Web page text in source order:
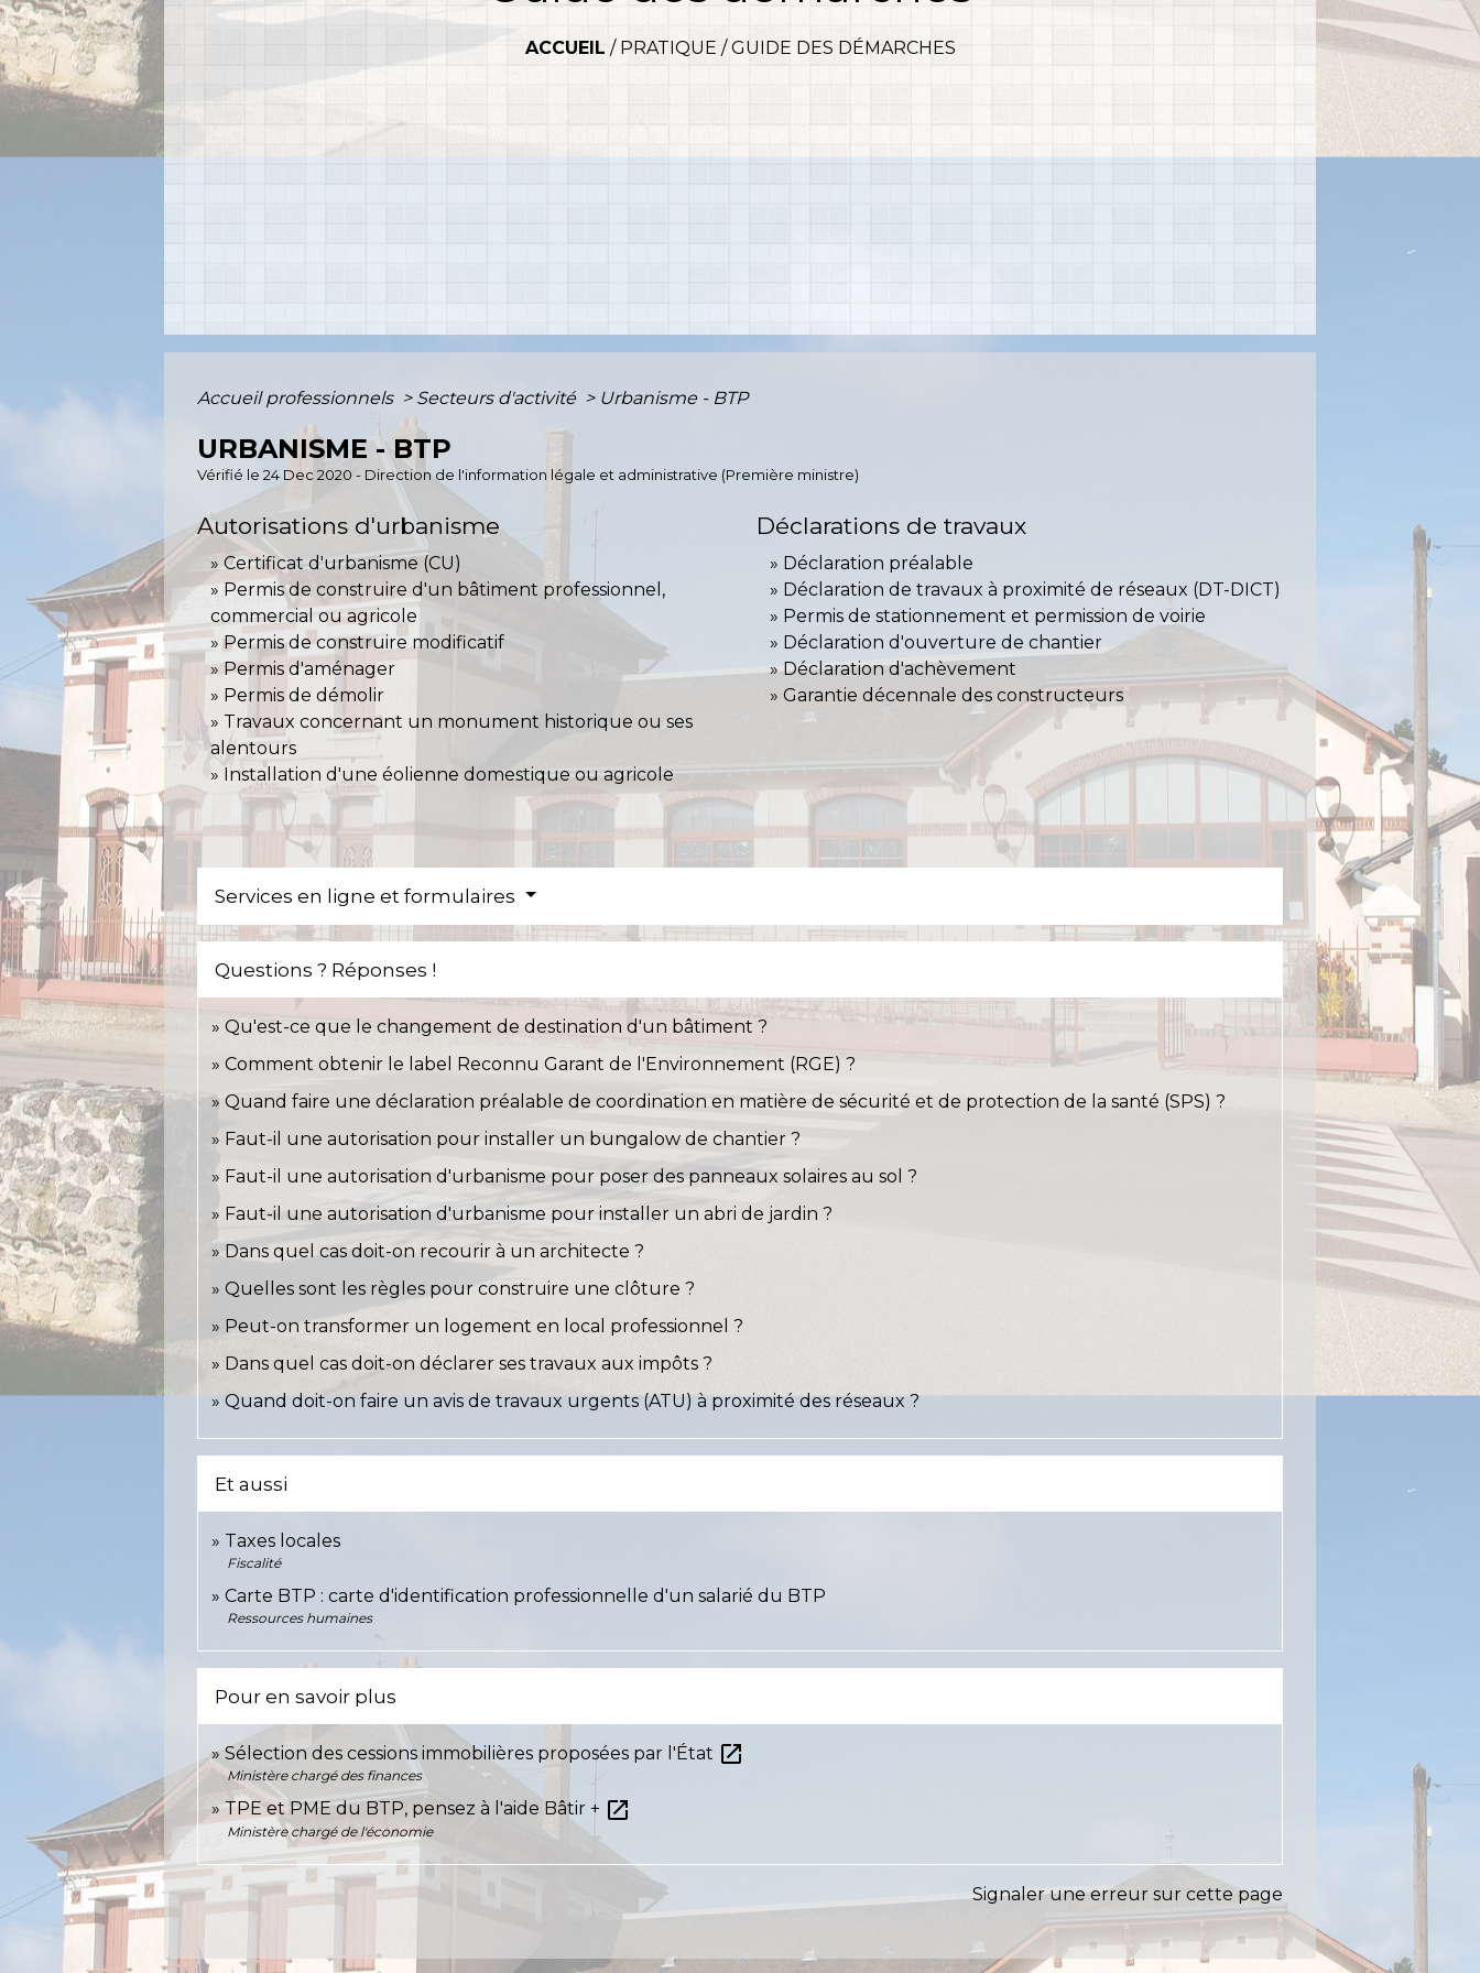
ACCUEIL / PRATIQUE /GUIDE DES DÉMARCHES
Accueil professionnels > Secteurs d'activité > Urbanisme - BTP
URBANISME - BTP
Vérifié le 24 Dec 2020 - Direction de l'information légale et administrative (Première ministre)
Autorisations d'urbanisme
Certificat d'urbanisme (CU)
Permis de construire d'un bâtiment professionnel,
commercial ou agricole
Permis de construire modificatif
Permis d'aménager
Permis de démolir
Travaux concernant un monument historique ou ses
alentours
Installation d'une éolienne domestique ou agricole
Déclarations de travaux
Déclaration préalable
Déclaration de travaux à proximité de réseaux (DT-DICT)
Permis de stationnement et permission de voirie
Déclaration d'ouverture de chantier
Déclaration d'achèvement
Garantie décennale des constructeurs
Services en ligne et formulaires
Questions ? Réponses !
Qu'est-ce que le changement de destination d'un bâtiment ?
Comment obtenir le label Reconnu Garant de l'Environnement (RGE) ?
Quand faire une déclaration préalable de coordination en matière de sécurité et de protection de la santé (SPS) ?
Faut-il une autorisation pour installer un bungalow de chantier ?
Faut-il une autorisation d'urbanisme pour poser des panneaux solaires au sol ?
Faut-il une autorisation d'urbanisme pour installer un abri de jardin ?
Dans quel cas doit-on recourir à un architecte ?
Quelles sont les règles pour construire une clôture ?
Peut-on transformer un logement en local professionnel ?
Dans quel cas doit-on déclarer ses travaux aux impôts ?
Quand doit-on faire un avis de travaux urgents (ATU) à proximité des réseaux ?
Et aussi
Taxes locales
Fiscalité
Carte BTP : carte d'identification professionnelle d'un salarié du BTP
Ressources humaines
Pour en savoir plus
Sélection des cessions immobilières proposées par l'État open_in_new
Ministère chargé des finances
TPE et PME du BTP, pensez à l'aide Bâtir + open_in_new
Ministère chargé de l'économie
Signaler une erreur sur cette page